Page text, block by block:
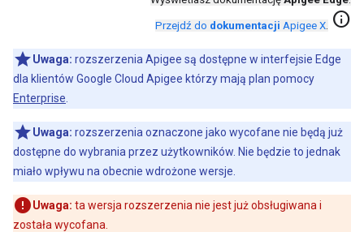
Przejdź do dokumentacji Apigee X. info
Uwaga: rozszerzenia Apigee są dostępne w interfejsie Edge
dla klientów Google Cloud Apigee którzy mają plan pomocy
Enterprise
Uwaga: rozszerzenia oznaczone jako wycofane nie będą już
dostępne do wybrania przez użytkowników. Nie będzie to jednak
miało wpływu na obecnie wdrożone wersje.
Uwaga: ta wersja rozszerzenia nie jest już obsługiwana i
została wycofana.